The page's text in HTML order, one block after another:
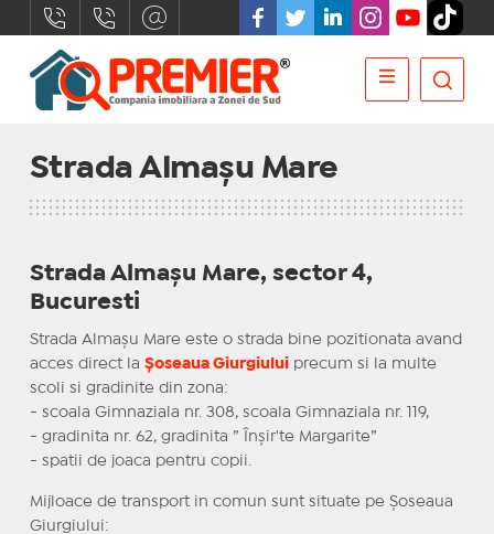
Strada Almașu Mare
Strada Almașu Mare, sector 4,
Bucuresti
Strada Almașu Mare este o strada bine pozitionata avand
acces direct la Şoseaua Giurgiuluiprecum si la multe
scoli si gradinite din zona:
- scoala Gimnaziala nr. 308, scoala Gimnaziala nr. 119,
- gradinita nr. 62, gradinita ” Înşir'te Margarite”
- spatii de joaca pentru copii.
Mijloace de transport in comun sunt situate pe Şoseaua
Giurgiului: